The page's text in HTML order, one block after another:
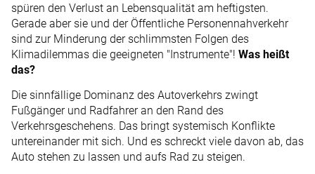
spüren den Verlust an Lebensqualität am heftigsten.
Gerade aber sie und der Öffentliche Personennahverkehr
sind zur Minderung der schlimmsten Folgen des
Klimadilemmas die geeigneten "Instrumente"! Was heißt
das?
Die sinnfällige Dominanz des Autoverkehrs zwingt
Fußgänger und Radfahrer an den Rand des
Verkehrsgeschehens. Das bringt systemisch Konflikte
untereinander mit sich. Und es schreckt viele davon ab, das
Auto stehen zu lassen und aufs Rad zu steigen.